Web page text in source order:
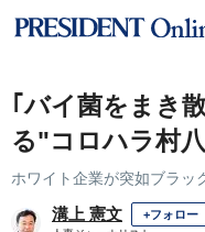
｢バイ菌をまき
る"コロハラ村
ホワイト企業が突如ブラッ
溝上 憲文 +フォロー